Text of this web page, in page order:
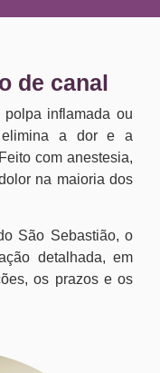
de canal
inflamada ou
elimina a dor e a
com anestesia,
na maioria dos
São Sebastião, o
detalhada, em
os prazos e os